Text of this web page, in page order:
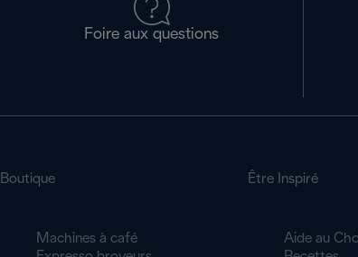
Foire aux questions
Boutique
Machines à café
Être Inspiré
Aide au